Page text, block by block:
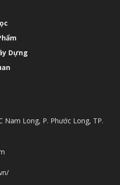
Dựng
Nam Long, P. Phước Long, TP.